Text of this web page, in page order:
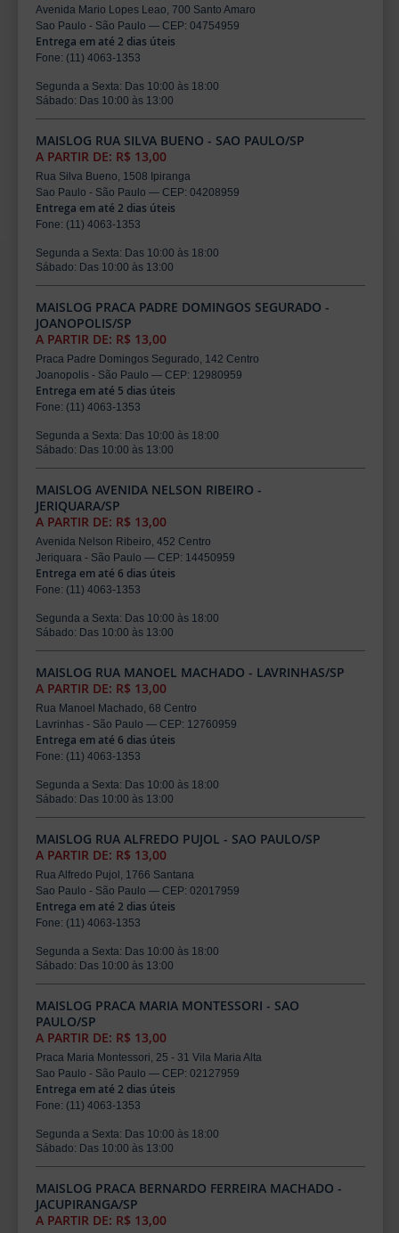
Avenida Mario Lopes Leao, 700 Santo Amaro
Sao Paulo - São Paulo — CEP: 04754959
Entrega em até 2 dias úteis
Fone: (11) 4063-1353
Segunda a Sexta: Das 10:00 às 18:00
Sábado: Das 10:00 às 13:00
MAISLOG RUA SILVA BUENO - SAO PAULO/SP
A PARTIR DE: R$ 13,00
Rua Silva Bueno, 1508 Ipiranga
Sao Paulo - São Paulo — CEP: 04208959
Entrega em até 2 dias úteis
Fone: (11) 4063-1353
Segunda a Sexta: Das 10:00 às 18:00
Sábado: Das 10:00 às 13:00
MAISLOG PRACA PADRE DOMINGOS SEGURADO -
JOANOPOLIS/SP
A PARTIR DE: R$ 13,00
Praca Padre Domingos Segurado, 142 Centro
Joanopolis - São Paulo — CEP: 12980959
Entrega em até 5 dias úteis
Fone: (11) 4063-1353
Segunda a Sexta: Das 10:00 às 18:00
Sábado: Das 10:00 às 13:00
MAISLOG AVENIDA NELSON RIBEIRO -
JERIQUARA/SP
A PARTIR DE: R$ 13,00
Avenida Nelson Ribeiro, 452 Centro
Jeriquara - São Paulo — CEP: 14450959
Entrega em até 6 dias úteis
Fone: (11) 4063-1353
Segunda a Sexta: Das 10:00 às 18:00
Sábado: Das 10:00 às 13:00
MAISLOG RUA MANOEL MACHADO - LAVRINHAS/SP
A PARTIR DE: R$ 13,00
Rua Manoel Machado, 68 Centro
Lavrinhas - São Paulo — CEP: 12760959
Entrega em até 6 dias úteis
Fone: (11) 4063-1353
Segunda a Sexta: Das 10:00 às 18:00
Sábado: Das 10:00 às 13:00
MAISLOG RUA ALFREDO PUJOL - SAO PAULO/SP
A PARTIR DE: R$ 13,00
Rua Alfredo Pujol, 1766 Santana
Sao Paulo - São Paulo — CEP: 02017959
Entrega em até 2 dias úteis
Fone: (11) 4063-1353
Segunda a Sexta: Das 10:00 às 18:00
Sábado: Das 10:00 às 13:00
MAISLOG PRACA MARIA MONTESSORI - SAO
PAULO/SP
A PARTIR DE: R$ 13,00
Praca Maria Montessori, 25 - 31 Vila Maria Alta
Sao Paulo - São Paulo — CEP: 02127959
Entrega em até 2 dias úteis
Fone: (11) 4063-1353
Segunda a Sexta: Das 10:00 às 18:00
Sábado: Das 10:00 às 13:00
MAISLOG PRACA BERNARDO FERREIRA MACHADO -
JACUPIRANGA/SP
A PARTIR DE: R$ 13,00